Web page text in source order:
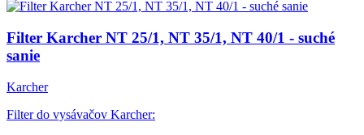
Filter Karcher NT 25/1, NT 35/1, NT 40/1 - suché
sanie
Karcher
Filter do vysávačov Karcher: